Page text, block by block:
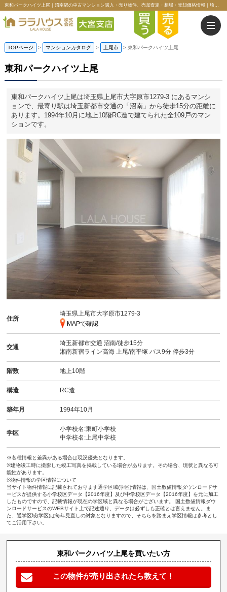
東和パークハイツ上尾｜沼南駅の中古マンション購入・売り物件、売却査定・相場・売却価格情報｜埼玉県上尾市大字原市1279-3のマンション情報｜ララハウス株式会社大宮支店
TOPページ > マンションカタログ > 上尾市 > 東和パークハイツ上尾
東和パークハイツ上尾
東和パークハイツ上尾は埼玉県上尾市大字原市1279-3 にあるマンシ
ョンで、最寄り駅は埼玉新都市交通の「沼南」から徒歩15分の距離に
あります。1994年10月に地上10階RC造で建てられた全109戸のマン
ションです。
住所
埼玉県上尾市大字原市1279-3
MAPで確認
交通
埼玉新都市交通沼南/徒歩15分
湘南新宿ライン高海
上尾/南平塚 バス9分 停歩3分
階数 地上10階
構造 RC造
築年月 1994年10月
学区
小学校名:東町小学校
中学校名:上尾中学校
※各種情報と差異がある場合は現況優先となります。
※建物竣工時に撮影した竣工写真を掲載している場合があります。その場合、現状と異なる可
能性があります。
※物件情報の学区情報について
当サイト物件情報に記載されております通学区域(学区)情報は、国土数値情報ダウンロードサ
ービスが提供する小学校区データ【2016年度】及び中学校区データ【2016年度】を元に加工
したものですので、記載情報が現在の学区域と異なる場合がございます。 国土数値情報ダウ
ンロードサービスのWEBサイト上で記述通り、データは必ずしも正確とは言えません。ま
た、通学区域(学区)は毎年見直しの対象となりますので、そちらを踏まえ学区情報は参考とし
てご活用下さい。
東和パークハイツ上尾を買いたい方
この物件が売り出されたら教えて！